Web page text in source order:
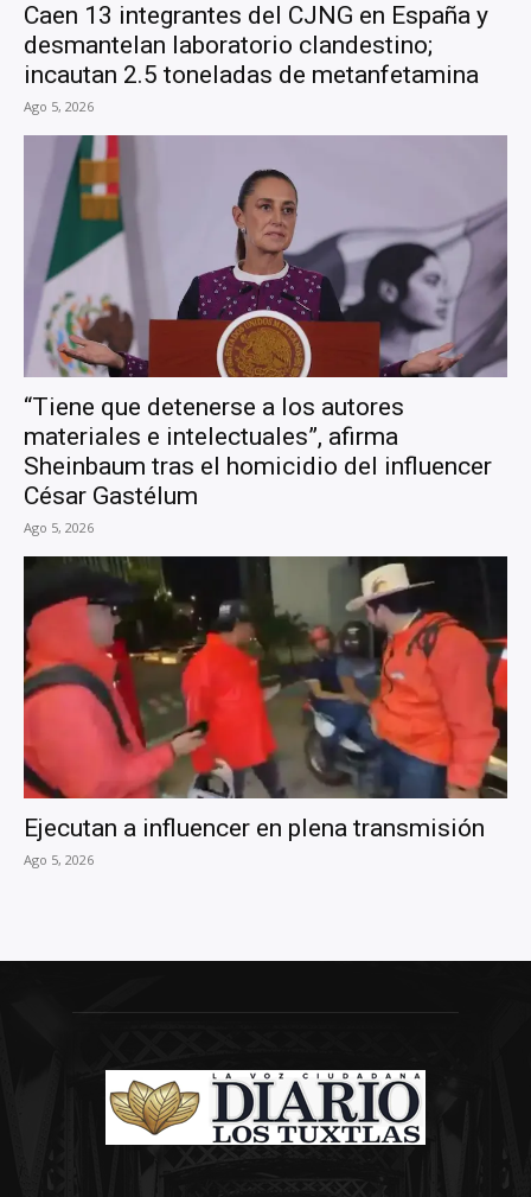
Caen 13 integrantes del CJNG en España y
desmantelan laboratorio clandestino;
incautan 2.5 toneladas de metanfetamina
Ago 5, 2026
“Tiene que detenerse a los autores
materiales e intelectuales”, afirma
Sheinbaum tras el homicidio del influencer
César Gastélum
Ago 5, 2026
Ejecutan a influencer en plena transmisión
Ago 5, 2026